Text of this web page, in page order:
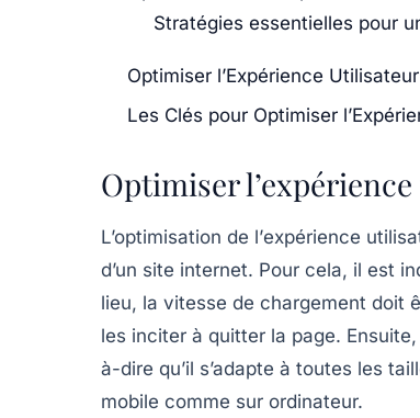
Stratégies essentielles pour
Optimiser l’Expérience
Les Clés pour Optimiser
Optimiser
L’optimisation de l’expérience
d’un site internet. Pour cela, il est
lieu, la vitesse de chargement doit
les inciter à quitter la page.
à-dire qu’il s’adapte à toutes les
mobile comme sur ordinateur.